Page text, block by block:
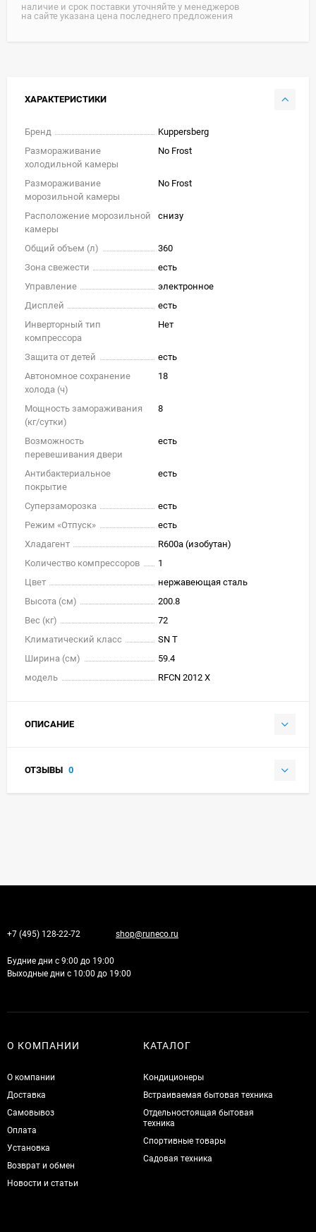
наличие и срок поставки уточняйте у менеджеров
на сайте указана цена последнего предложения
ХАРАКТЕРИСТИКИ
Бренд
Kuppersberg
Размораживание
холодильной камеры
No Frost
Размораживание
морозильной камеры
No Frost
Расположение морозильной
камеры
снизу
Общий объем (л)
360
Зона свежести
есть
Управление
электронное
Дисплей
есть
Инверторный тип
компрессора
Нет
Защита от детей
есть
Автономное сохранение
холода (ч)
18
Мощность замораживания
(кг/cутки)
8
Возможность
перевешивания двери
есть
Антибактериальное
покрытие
есть
Суперзаморозка
есть
Режим «Отпуск»
есть
Хладагент
R600a (изобутан)
Количество компрессоров
1
Цвет
нержавеющая сталь
Высота (см)
200.8
Вес (кг)
72
Климатический класс
SN T
Ширина (см)
59.4
модель
RFCN 2012 X
ОПИСАНИЕ
ОТЗЫВЫ 0
+7 (495) 128-22-72 shop@runeco.ru
Будние дни с 9:00 до 19:00
Выходные дни с 10:00 до 19:00
О КОМПАНИИ
О компании
Доставка
Самовывоз
Оплата
Установка
Возврат и обмен
Новости и статьи
КАТАЛОГ
Кондиционеры
Встраиваемая бытовая техника
Отдельностоящая бытовая
техника
Спортивные товары
Садовая техника